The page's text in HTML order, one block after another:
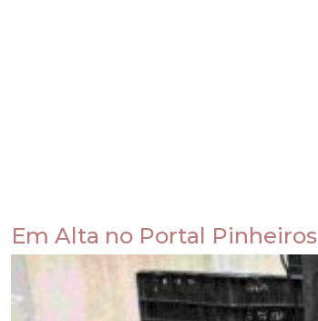
Em Alta no Portal Pinheiros